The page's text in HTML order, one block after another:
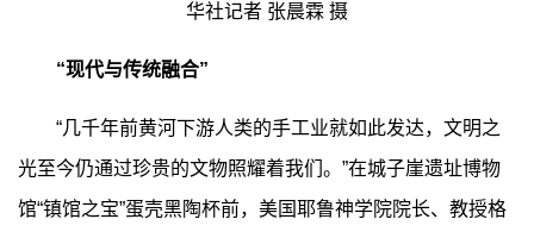
华社记者 张晨霖 摄
“现代与传统融合”
“几千年前黄河下游人类的手工业就如此发达，文明之
光至今仍通过珍贵的文物照耀着我们。”在城子崖遗址博物
馆“镇馆之宝”蛋壳黑陶杯前，美国耶鲁神学院院长、教授格